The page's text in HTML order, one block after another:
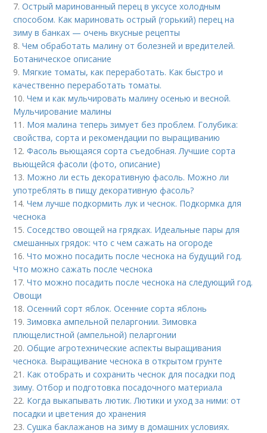
7.Острый маринованный перец в уксусе холодным
способом. Как мариновать острый (горький) перец на
зиму в банках — очень вкусные рецепты
8.Чем обработать малину от болезней и вредителей.
Ботаническое описание
9. Мягкие томаты, как переработать. Как быстро и
качественно переработать томаты.
10.Чем и как мульчировать малину осенью и весной.
Мульчирование малины
11. Моя малина теперь зимует без проблем. Голубика:
свойства, сорта и рекомендации по выращиванию
12.Фасоль вьющаяся сорта съедобная. Лучшие сорта
вьющейся фасоли (фото, описание)
13. Можно ли есть декоративную фасоль. Можно ли
употреблять в пищу декоративную фасоль?
14.Чем лучше подкормить лук и чеснок. Подкормка для
чеснока
15.Соседство овощей на грядках. Идеальные пары для
смешанных грядок: что с чем сажать на огороде
16.Что можно посадить после чеснока на будущий год.
Что можно сажать после чеснока
17.Что можно посадить после чеснока на следующий год.
Овощи
18.Осенний сорт яблок. Осенние сорта яблонь
19.Зимовка ампельной пеларгонии. Зимовка
плющелистной (ампельной) пеларгонии
20.Общие агротехнические аспекты выращивания
чеснока. Выращивание чеснока в открытом грунте
21. Как отобрать и сохранить чеснок для посадки под
зиму. Отбор и подготовка посадочного материала
22. Когда выкапывать лютик. Лютики и уход за ними: от
посадки и цветения до хранения
23.Сушка баклажанов на зиму в домашних условиях.